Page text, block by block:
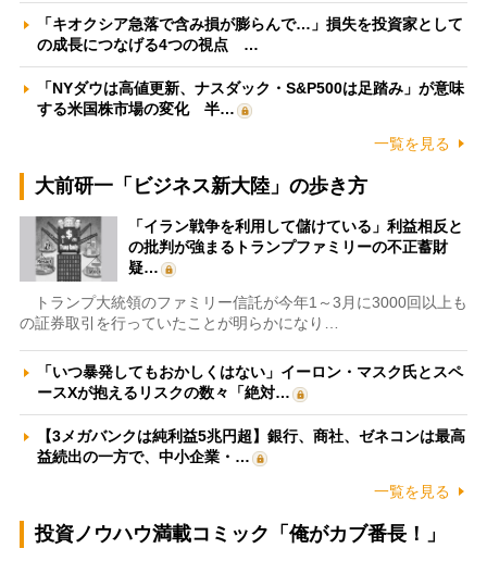
「キオクシア急落で含み損が膨らんで…」損失を投資家として
の成長につなげる4つの視点 …
「NYダウは高値更新、ナスダック・S&P500は足踏み」が意味
する米国株市場の変化 半…
一覧を見る
大前研一「ビジネス新大陸」の歩き方
「イラン戦争を利用して儲けている」利益相反と
の批判が強まるトランプファミリーの不正蓄財
疑…
トランプ大統領のファミリー信託が今年1～3月に3000回以上も
の証券取引を行っていたことが明らかになり…
「いつ暴発してもおかしくはない」イーロン・マスク氏とスペ
ースXが抱えるリスクの数々「絶対…
【3メガバンクは純利益5兆円超】銀行、商社、ゼネコンは最高
益続出の一方で、中小企業・…
一覧を見る
投資ノウハウ満載コミック「俺がカブ番長！」